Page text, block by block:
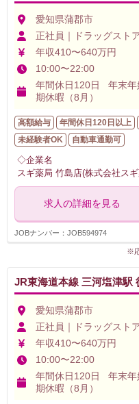
愛知県蒲郡市
正社員｜ドラッグスト
年収410〜640万円
10:00〜22:00
年間休日120日 年末年
期休暇（8月）
高額給与 年間休日120日以上
未経験者OK
自動車通勤可
◇企業名
スギ薬局 竹島店(株式会社ス
求人の詳細を見る
JOBナンバー：JOB594974
※
JR東海道本線 三河塩津駅
愛知県蒲郡市
正社員｜ドラッグスト
年収410〜640万円
10:00〜22:00
年間休日120日 年末年
期休暇（8月）